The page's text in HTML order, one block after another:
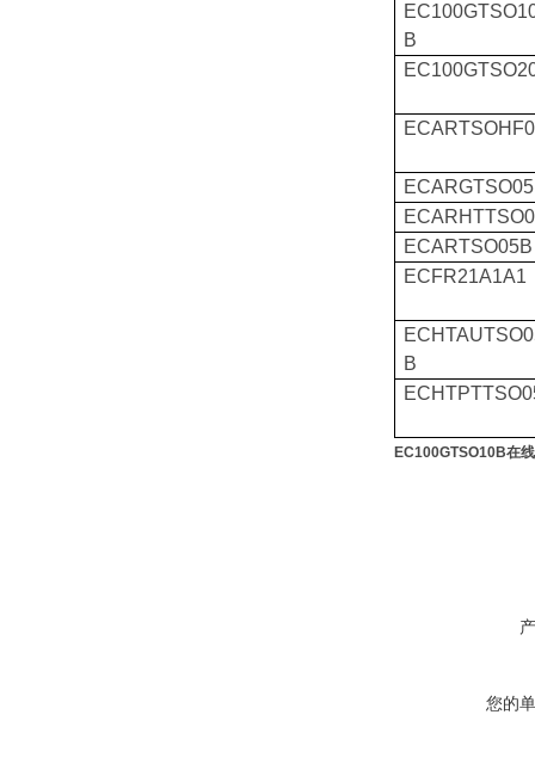
B
ECARTSO05B
ECFR21A1A1
B
EC100GTSO10B在
您的